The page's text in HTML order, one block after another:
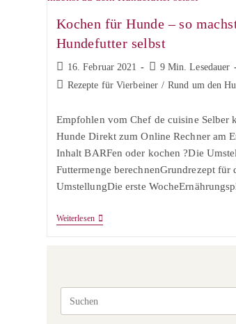
Kochen für Hunde – so
Hundefutter selbst
Beitrag
veröffentlicht:
16. Februar 2021 Lesedauer:
9 Min. Lesedauer
Beitrags-
Rezepte für Vierbeiner / Rund um den
Empfohlen vom Chef de cuisine Selber
Hunde Direkt zum Online Rechner am
Inhalt BARFen oder kochen ?Die
Futtermenge berechnenGrundrezept für
UmstellungDie erste
WeiterlesenKochen
Du
Hundefutter
Selbst